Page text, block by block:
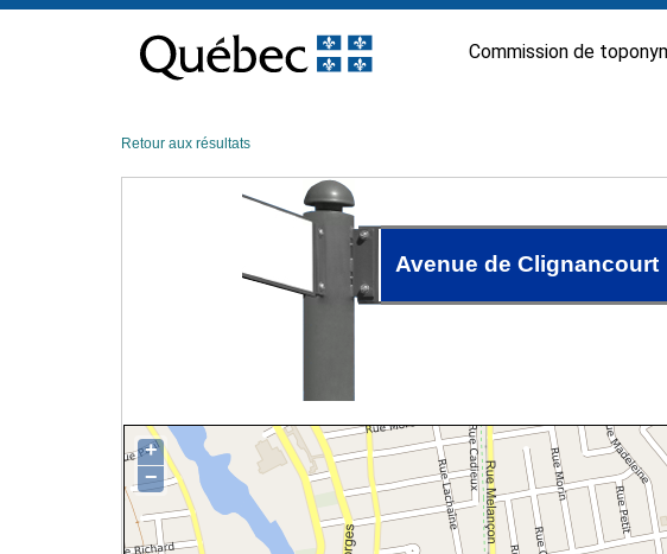
contenu
Commission de
Retour aux résultats
Avenue de Clignancourt
+
−